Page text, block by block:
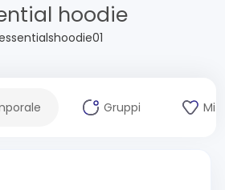
hoodie
Gruppi Mi